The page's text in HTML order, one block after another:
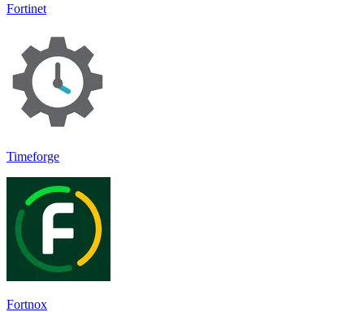
Fortinet
Timeforge
Fortnox